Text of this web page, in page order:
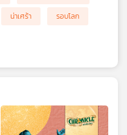
น่าเศร้า
รอบโลก